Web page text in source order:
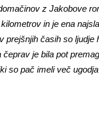
z Jakobove
in je ena
prejšnjih časih so ljudje
je bila pot
so pač imeli več